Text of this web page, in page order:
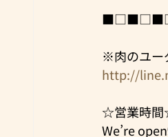
※肉のユー
http://
☆営業時
We’re